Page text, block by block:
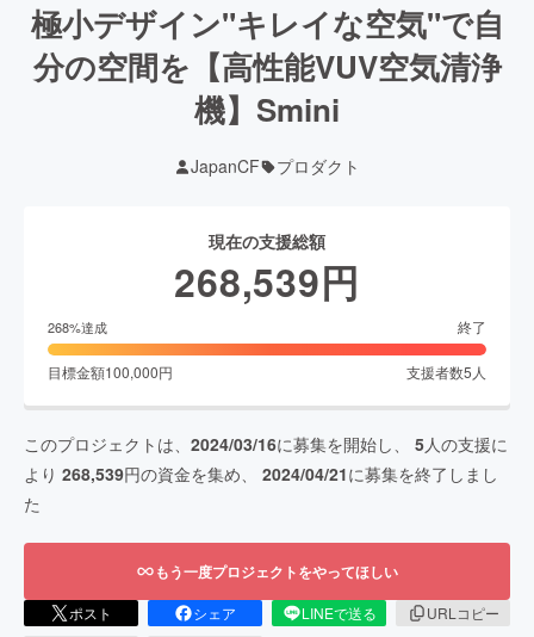
極小デザイン"キレイな空気"で自
分の空間を【高性能VUV空気清浄
機】Smini
JapanCF プロダクト
現在の支援総額
268,539円
268%達成 終了
目標金額100,000円 支援者数5 人
このプロジェクトは、 2024/03/16に募集を開始し、 5人の支援に
より 268,539円の資金を集め、 2024/04/21に募集を終了しまし
た
もう一度プロジェクトをやってほしい
ポスト シェア LINEで送る
URLコピー